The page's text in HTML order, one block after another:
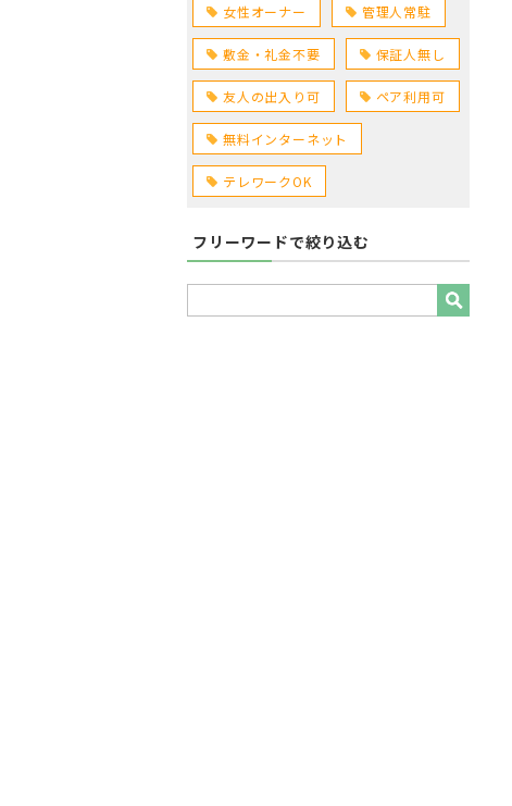
女性オーナー 管理人常駐
敷金・礼金不要 保証人無し
友人の出入り可 ペア利用可
無料インターネット
テレワークOK
フリーワードで絞り込む